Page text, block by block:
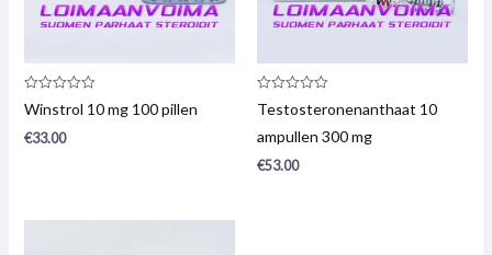
Productrecensie:
0
5
Winstrol 10 mg 100 pillen
€33.00
Productrecensie:
0
5
Testosteronenanthaat 10
ampullen 300 mg
€53.00